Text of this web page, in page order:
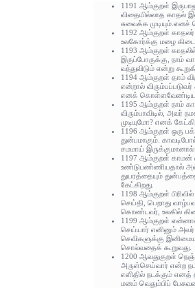
1191 ஆம்குறள்
விதையில்லாத காதல்
சுவைக்க முடியும்.எனச்
1192 ஆம்குறள் காதலர்
உலகோர்க்கு மழை
1193 ஆம்குறள்
இருப்போருக்கு, நாம்
வந்துவிடும் என்று
1194 ஆம்குறள் தாம்
என்றால்
எனக்
1195 ஆம்குறள் நாம்
விரும்பாவிடில், அவர்
முடியுமோ? எனக்
1196 ஆம்குறள் ஒரு
துன்பமாகும்.
சமமாய்
1197 ஆம்குறள் காமன்
உண்டுபண்ணியதால்
துயரத்தையும்
கேட்கிறது.
1198 ஆம்குறள்
செய்தி, பெறாது
கொண்டவர், உலகில்
1199 ஆம்குறள்
செய்யார் எனினும் அவர்
செவிகளுக்கு
சொல்வதைக் கூறுவது.
1200 ஆவதுகுறள்
அருள்செய்வார் என்ற
எளிதில் நடக்கும்
மனம் வெதும்பிப்